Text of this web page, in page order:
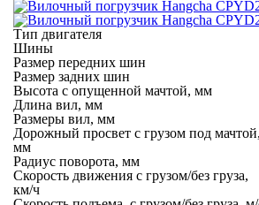
Тип двигателя
Шины
Размер передних шин
Размер задних шин
Высота с опущенной мачтой, мм
Длина вил, мм
Размеры вил, мм
Дорожный просвет с грузом под мачтой,
мм
Радиус поворота, мм
Скорость движения с грузом/без груза,
км/ч